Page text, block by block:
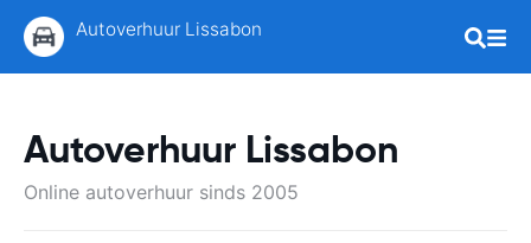
Autoverhuur Lissabon
Autoverhuur Lissabon
Online autoverhuur sinds 2005